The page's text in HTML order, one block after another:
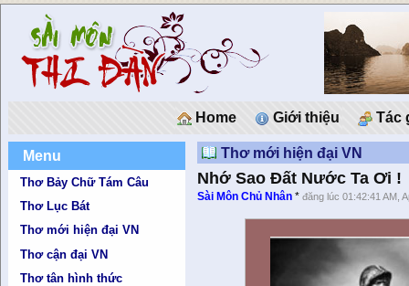
Home Giới thiệu Tác
Menu
Thơ Bảy Chữ Tám Câu
Thơ Lục Bát
Thơ mới hiện đại VN
Thơ cận đại VN
Thơ tân hình thức
Thơ mới hiện đại VN
Nhớ Sao Đất Nước Ta Ơi !
Sài Môn Chủ Nhân *đăng lúc 01:42:41 AM,